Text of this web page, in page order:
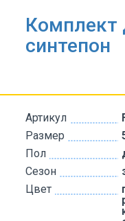
Комплект
синтепон
Артикул
Размер
Пол
Сезон
Цвет